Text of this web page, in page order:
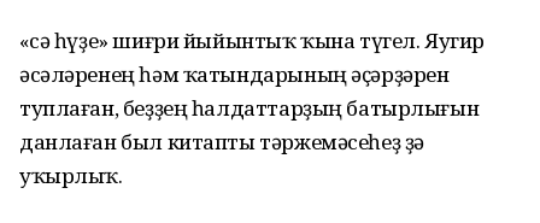
«Әсә һүҙе» шиғри йыйынтыҡ ҡына түгел. Яугир
әсәләренең һәм ҡатындарының әҫәрҙәрен
туплаған, беҙҙең һалдаттарҙың батырлығын
данлаған был китапты тәржемәсеһеҙ ҙә
уҡырлыҡ.